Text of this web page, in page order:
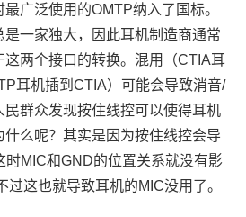
广泛使用的OMTP纳入了国标。
一家独大，因此耳机制造商通常
这两个接口的转换。混用（CTIA耳
耳机插到CTIA）可能会导致消音/
民群众发现按住线控可以使得耳机
么呢？其实是因为按住线控会导
时MIC和GND的位置关系就没有影
过这也就导致耳机的MIC没用了。